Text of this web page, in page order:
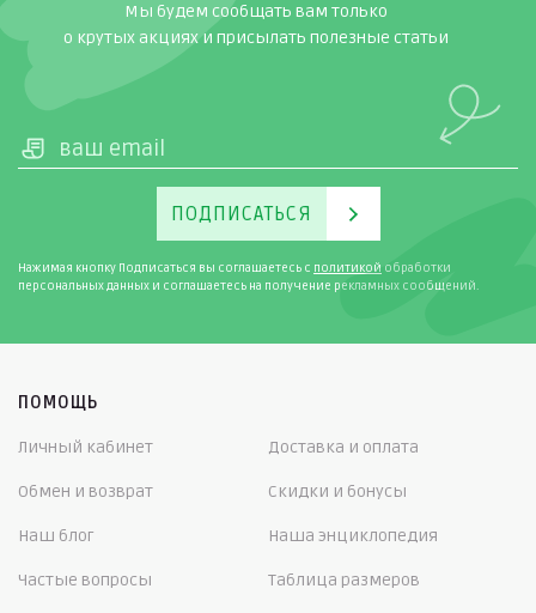
Мы будем сообщать вам только
о крутых акциях и присылать полезные статьи
ПОДПИСАТЬСЯ
Нажимая кнопку Подписаться вы соглашаетесь с политикой обработки
персональных данных и соглашаетесь на получение рекламных сообщений.
ПОМОЩЬ
Личный кабинет Доставка и оплата
Обмен и возврат Скидки и бонусы
Наш блог Наша энциклопедия
Частые вопросы Таблица размеров